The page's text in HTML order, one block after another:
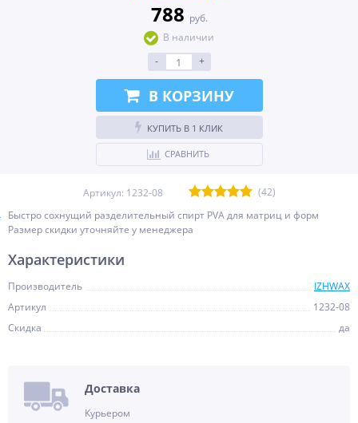
788 руб.
В наличии
-
+
В КОРЗИНУ
КУПИТЬ В 1 КЛИК
СРАВНИТЬ
Артикул: 1232-08
(42)
Быстро сохнущий разделительный спирт PVA для матриц и форм
Размер скидки уточняйте у менеджера
Характеристики
Производитель
IZHWAX
Артикул
1232-08
Скидка
да
Доставка
Курьером